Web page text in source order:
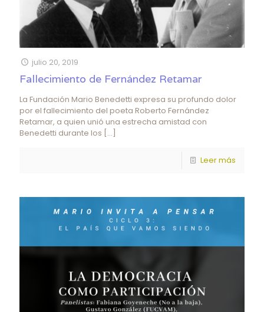
julio 20, 2019
Fallecimiento de Fernández Retamar
La Fundación Mario Benedetti expresa su profundo dolor
por el fallecimiento del poeta Roberto Fernández
Retamar, a quien unió una estrecha amistad con
Benedetti durante los […]
Leer más